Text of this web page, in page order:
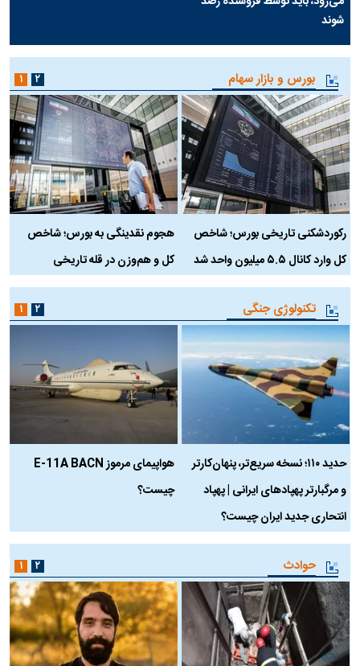
شوند
بورس و بازار سهام
رکوردشکنی تاریخی بورس؛ شاخص
کل وارد کانال ۵.۵ میلیون واحد شد
هجوم نقدینگی به بورس؛ شاخص
کل و هم‌وزن در قله تاریخی
۱ ۲
تکنولوژی جنگی
حدید ۱۱۰؛ نسخه سریع‌تر، پنهان‌کارتر
و مرگبارتر پهپادهای ایرانی | پهپاد
انتحاری جدید ایران چیست؟
هواپیمای مرموز E-11A BACN
چیست؟
۱ ۲
حوادث ۱ ۲